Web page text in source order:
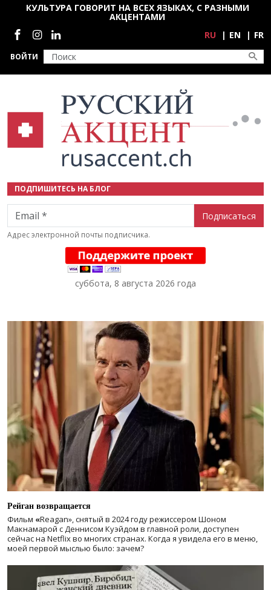
Перейти к основному содержанию
ВОЙТИ
КУЛЬТУРА ГОВОРИТ НА ВСЕХ ЯЗЫКАХ, С РАЗНЫМИ
АКЦЕНТАМИ
Социальные сети
RU EN FR
ПОДПИШИТЕСЬ НА БЛОГ
Email
Адрес электронной почты подписчика.
суббота, 8 августа 2026 года
Рейган возвращается
Фильм «Reagan», снятый в 2024 годурежиссером Шоном
Макнамарой с Деннисом Куэйдом в главной роли, доступен
сейчас на Netflix во многих странах. Когда я увидела его в меню,
моей первой мыслью было: зачем?